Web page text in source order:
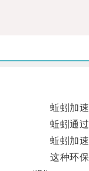
蚯蚓加速器
蚯蚓通过
蚯蚓加速器
这种环保